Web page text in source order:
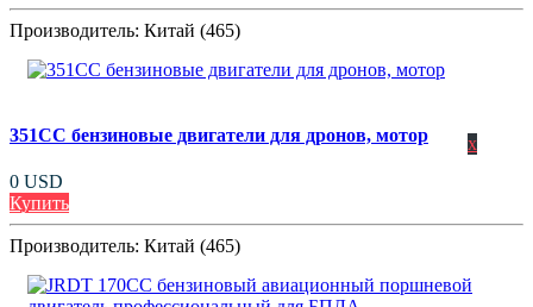
Производитель: Китай (465)
351CC бензиновые двигатели для дронов, мотор
0 USD
Купить
x
Производитель: Китай (465)